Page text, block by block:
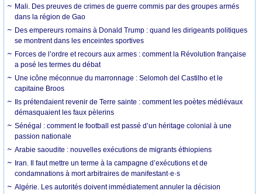
Mali. Des preuves de crimes de guerre commis par des groupes armés
dans la région de Gao
Des empereurs romains à Donald Trump : quand les dirigeants politiques
se montrent dans les enceintes sportives
Forces de l’ordre et recours aux armes : comment la Révolution française
a posé les termes du débat
Une icône méconnue du marronnage : Selomoh del Castilho et le
capitaine Broos
Ils prétendaient revenir de Terre sainte : comment les poètes médiévaux
démasquaient les faux pèlerins
Sénégal : comment le football est passé d’un héritage colonial à une
passion nationale
Arabie saoudite : nouvelles exécutions de migrants éthiopiens
Iran. Il faut mettre un terme à la campagne d’exécutions et de
condamnations à mort arbitraires de manifestant·e·s
Algérie. Les autorités doivent immédiatement annuler la décision